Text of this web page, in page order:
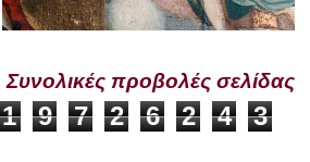
Συνολικές προβολές σελίδας
1 9 7 2 6 2 4 3